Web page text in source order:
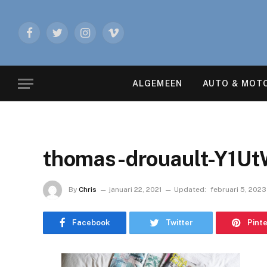
FacebookTwitterInstagramVimeo
ALGEMEEN AUTO &
thomas-drouault-
By Chris januari 22, 2021 Updated: februari 5, 2023
Facebook Twitter